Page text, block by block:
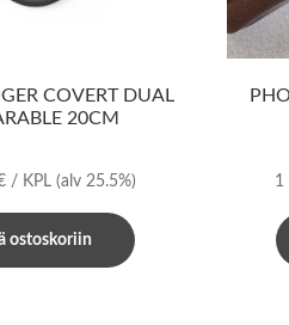
COVERT DUAL
20CM
/ KPL (alv 25.5%)
ostoskoriin
1